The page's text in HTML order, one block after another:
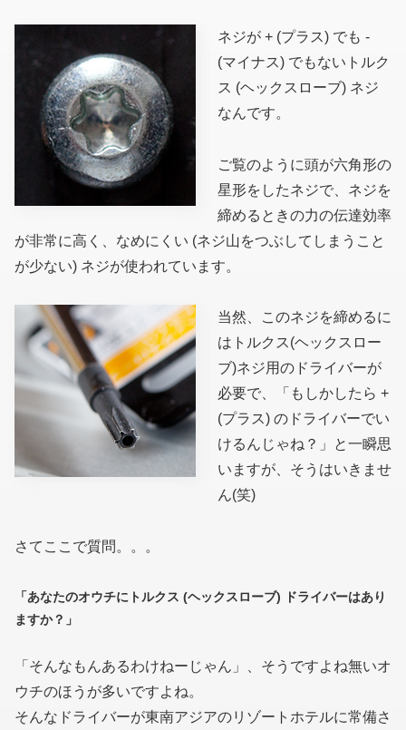
ネジが + (プラス) でも -
(マイナス) でもないトルク
ス (ヘックスローブ) ネジ
なんです。
ご覧のように頭が六角形の
星形をしたネジで、ネジを
締めるときの力の伝達効率
が非常に高く、なめにくい (ネジ山をつぶしてしまうこと
が少ない) ネジが使われています。
当然、このネジを締めるに
はトルクス(ヘックスロー
ブ)ネジ用のドライバーが
必要で、「もしかしたら +
(プラス) のドライバーでい
けるんじゃね？」と一瞬思
いますが、そうはいきませ
ん(笑)
さてここで質問。。。
「あなたのオウチにトルクス (ヘックスローブ) ドライバーはあり
ますか？」
「そんなもんあるわけねーじゃん」、そうですよね無いオ
ウチのほうが多いですよね。
そんなドライバーが東南アジアのリゾートホテルに常備さ